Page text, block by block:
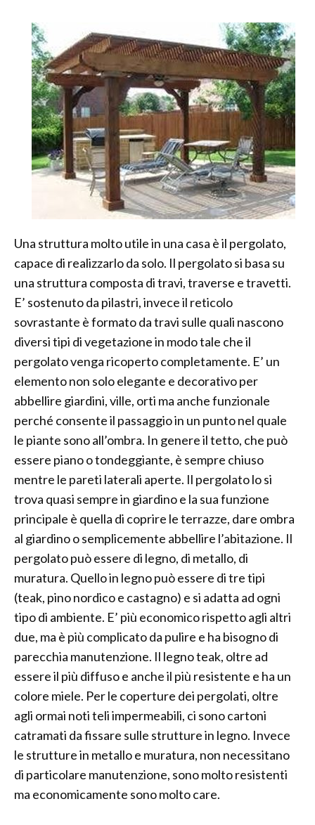
Una struttura molto utile in una casa è il pergolato,
capace di realizzarlo da solo. Il pergolato si basa su
una struttura composta di travi, traverse e travetti.
E’ sostenuto da pilastri, invece il reticolo
sovrastante è formato da travi sulle quali nascono
diversi tipi di vegetazione in modo tale che il
pergolato venga ricoperto completamente. E’ un
elemento non solo elegante e decorativo per
abbellire giardini, ville, orti ma anche funzionale
perché consente il passaggio in un punto nel quale
le piante sono all’ombra. In genere il tetto, che può
essere piano o tondeggiante, è sempre chiuso
mentre le pareti laterali aperte. Il pergolato lo si
trova quasi sempre in giardino e la sua funzione
principale è quella di coprire le terrazze, dare ombra
al giardino o semplicemente abbellire l’abitazione. Il
pergolato può essere di legno, di metallo, di
muratura. Quello in legno può essere di tre tipi
(teak, pino nordico e castagno) e si adatta ad ogni
tipo di ambiente. E’ più economico rispetto agli altri
due, ma è più complicato da pulire e ha bisogno di
parecchia manutenzione. Il legno teak, oltre ad
essere il più diffuso e anche il più resistente e ha un
colore miele. Per le coperture dei pergolati, oltre
agli ormai noti teli impermeabili, ci sono cartoni
catramati da fissare sulle strutture in legno. Invece
le strutture in metallo e muratura, non necessitano
di particolare manutenzione, sono molto resistenti
ma economicamente sono molto care.